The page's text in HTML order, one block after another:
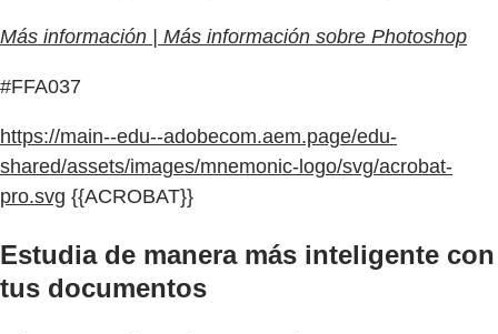
Más información | Más información sobre Photoshop
#FFA037
https://main--edu--adobecom.aem.page/edu-
shared/assets/images/mnemonic-logo/svg/acrobat-
pro.svg {{ACROBAT}}
Estudia de manera más inteligente con
tus documentos